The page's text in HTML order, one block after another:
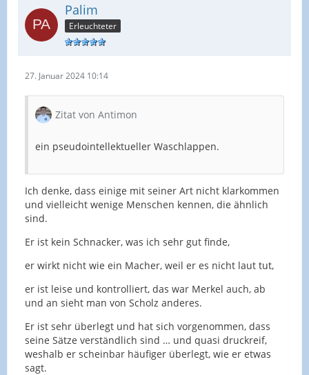
Palim
Erleuchteter
27. Januar 2024 10:14
Zitat von Antimon
ein pseudointellektueller Waschlappen.
Ich denke, dass einige mit seiner Art nicht klarkommen
und vielleicht wenige Menschen kennen, die ähnlich
sind.
Er ist kein Schnacker, was ich sehr gut finde,
er wirkt nicht wie ein Macher, weil er es nicht laut tut,
er ist leise und kontrolliert, das war Merkel auch, ab
und an sieht man von Scholz anderes.
Er ist sehr überlegt und hat sich vorgenommen, dass
seine Sätze verständlich sind … und quasi druckreif,
weshalb er scheinbar häufiger überlegt, wie er etwas
sagt.